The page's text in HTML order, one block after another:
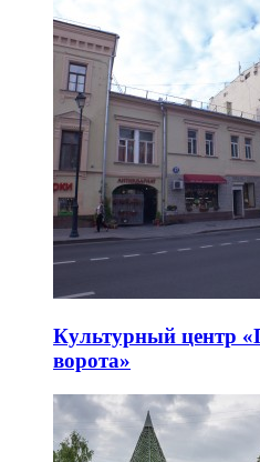
Культурный центр
ворота»